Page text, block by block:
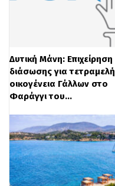
Δυτική Μάνη: Επιχείρηση
διάσωσης για τετραμελή
οικογένεια Γάλλων στο
Φαράγγι του…